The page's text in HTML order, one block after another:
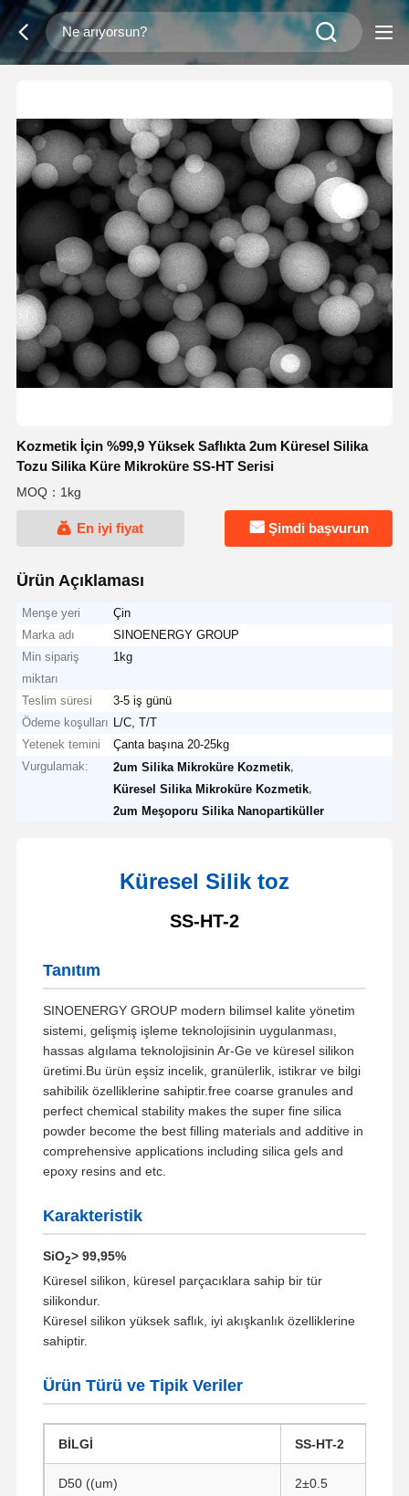
Kozmetik İçin %99,9 Yüksek Saflıkta 2um Küresel Silika
Tozu Silika Küre Mikroküre SS-HT Serisi
MOQ：1kg
En iyi fiyat Şimdi başvurun
Ürün Açıklaması
Menşe yeri
Çin
Marka adı
SINOENERGY GROUP
Min sipariş
miktarı
1kg
Teslim süresi
3-5 iş günü
Ödeme koşulları
L/C, T/T
Yetenek temini
Çanta başına 20-25kg
Vurgulamak:
2um Silika Mikroküre Kozmetik
Küresel Silika Mikroküre Kozmetik
2um Meşoporu Silika Nanopartiküller
Küresel Silik toz
SS-HT-2
Tanıtım
SINOENERGY GROUP modern bilimsel kalite yönetim
sistemi, gelişmiş işleme teknolojisinin uygulanması,
hassas algılama teknolojisinin Ar-Ge ve küresel silikon
üretimi.Bu ürün eşsiz incelik, granülerlik, istikrar ve bilgi
sahibilik özelliklerine sahiptir.free coarse granules and
perfect chemical stability makes the super fine silica
powder become the best filling materials and additive in
comprehensive applications including silica gels and
epoxy resins and etc.
Karakteristik
SiO2> 99,95%
Küresel silikon, küresel parçacıklara sahip bir tür
silikondur.
Küresel silikon yüksek saflık, iyi akışkanlık özelliklerine
sahiptir.
Ürün Türü ve Tipik Veriler
BİLGİ SS-HT-2
D50 ((um) 2±0.5